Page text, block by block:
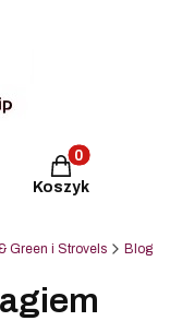
Produkty w
Koszyk
Green i Strovels Blog